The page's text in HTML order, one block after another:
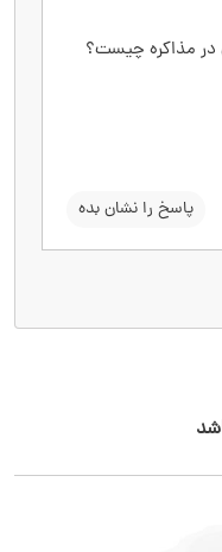
در مذاکره چیست؟
پاسخ را نشان بده
کامل نیاز مشتری